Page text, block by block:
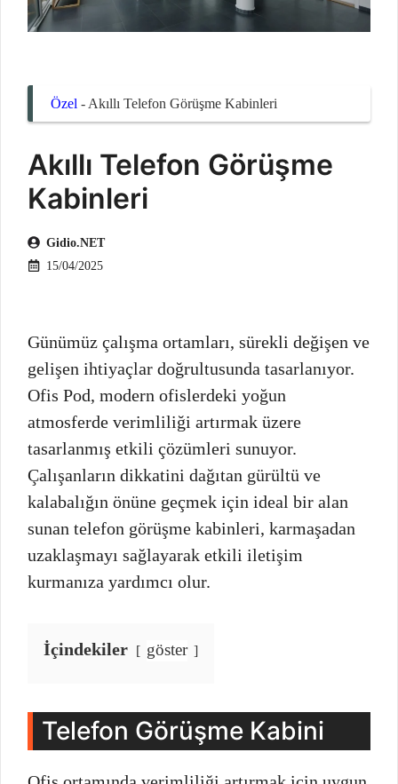
Özel - Akıllı Telefon Görüşme Kabinleri
Akıllı Telefon Görüşme
Kabinleri
Gidio.NET
15/04/2025
Günümüz çalışma ortamları, sürekli değişen ve
gelişen ihtiyaçlar doğrultusunda tasarlanıyor.
Ofis Pod, modern ofislerdeki yoğun
atmosferde verimliliği artırmak üzere
tasarlanmış etkili çözümleri sunuyor.
Çalışanların dikkatini dağıtan gürültü ve
kalabalığın önüne geçmek için ideal bir alan
sunan telefon görüşme kabinleri, karmaşadan
uzaklaşmayı sağlayarak etkili iletişim
kurmanıza yardımcı olur.
İçindekiler göster
Telefon Görüşme Kabini